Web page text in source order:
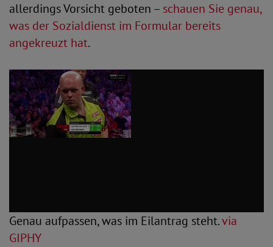
allerdings Vorsicht geboten – schauen Sie genau,
was der Sozialdienst im Formular bereits
angekreuzt hat.
Genau aufpassen, was im Eilantrag steht.via
GIPHY